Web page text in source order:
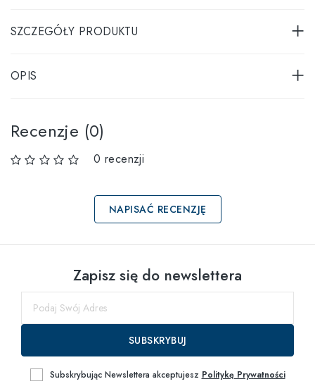
SZCZEGÓŁY PRODUKTU
OPIS
Recenzje (0)
0 recenzji
NAPISAĆ RECENZJĘ
Wybierz rozmiary
do
Zapisz się do newslettera
SUBSKRYBUJ
Subskrybując Newslettera akceptujesz Politykę Prywatności